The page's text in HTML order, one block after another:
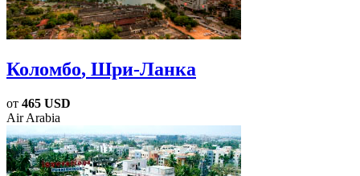
Коломбо, Шри-Ланка
от 465 USD
Air Arabia